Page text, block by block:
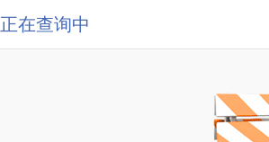
正在查询中